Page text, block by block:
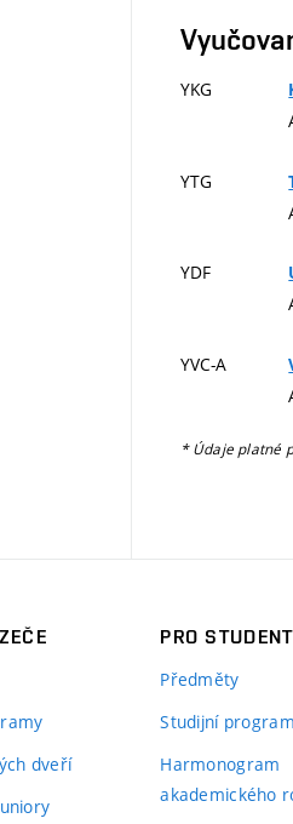
YKG
YTG
YDF
YVC-A
* Údaje platné
dveří
PRO
Předměty
Studijní
Harmonogram
akademického